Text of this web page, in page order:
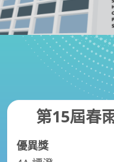
第15屆春
優異獎